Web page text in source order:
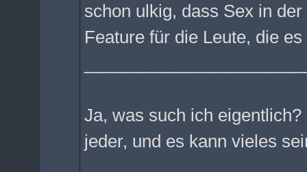
schon ulkig, dass Sex in
Feature für die Leute, die
Ja, was such ich
jeder, und es kann vieles